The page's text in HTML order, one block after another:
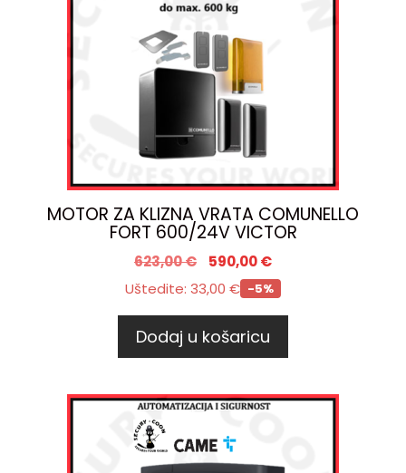
MOTOR ZA KLIZNA VRATA COMUNELLO
FORT 600/24V VICTOR
623,00€ 590,00€
Uštedite: 33,00 € -5%
Dodaj u košaricu